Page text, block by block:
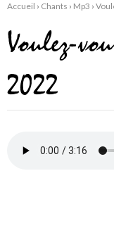
Accueil › Chants › Mp3 ›
Voulez-
2022